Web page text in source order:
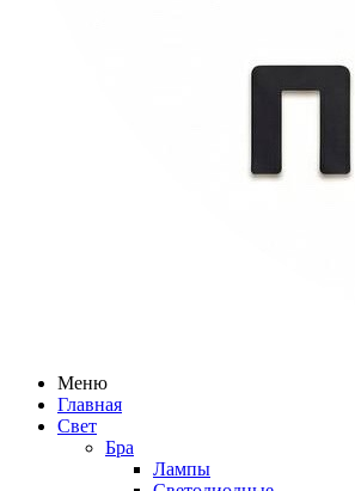
Меню
Главная
Свет
Бра
Лампы